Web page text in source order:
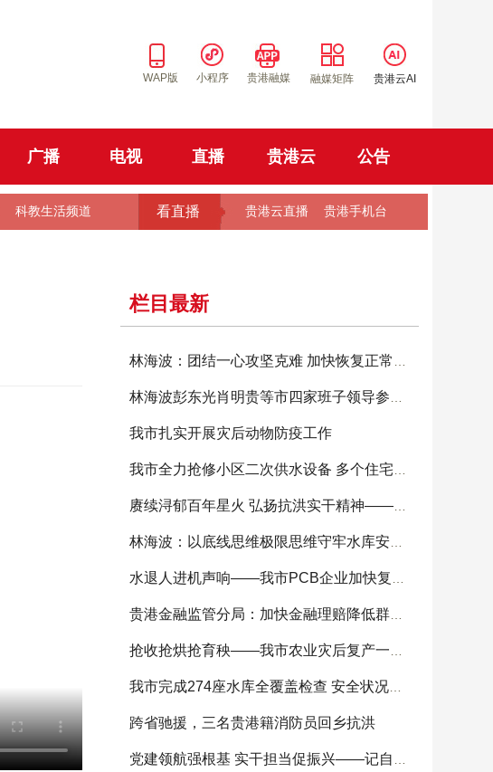
WAP版 小程序 贵港融媒 融媒矩阵 贵港云AI
广播 电视 直播 贵港云 公告
科教生活频道 看直播 贵港云直播 贵港手机台
栏目最新
我市扎实开展灾后动物防疫工作
跨省驰援，三名贵港籍消防员回乡抗洪